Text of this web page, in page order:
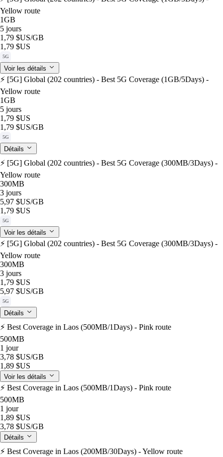
Yellow route
1GB
5 jours
1,79 $US/GB
1,79 $US
5G
Voir les détails
⚡️ [5G] Global (202 countries) - Best 5G Coverage (1GB/5Days) -
Yellow route
1GB
5 jours
1,79 $US
1,79 $US/GB
5G
Détails
⚡️ [5G] Global (202 countries) - Best 5G Coverage (300MB/3Days) -
Yellow route
300MB
3 jours
5,97 $US/GB
1,79 $US
5G
Voir les détails
⚡️ [5G] Global (202 countries) - Best 5G Coverage (300MB/3Days) -
Yellow route
300MB
3 jours
1,79 $US
5,97 $US/GB
5G
Détails
⚡️ Best Coverage in Laos (500MB/1Days) - Pink route
500MB
1 jour
3,78 $US/GB
1,89 $US
Voir les détails
⚡️ Best Coverage in Laos (500MB/1Days) - Pink route
500MB
1 jour
1,89 $US
3,78 $US/GB
Détails
⚡️ Best Coverage in Laos (200MB/30Days) - Yellow route